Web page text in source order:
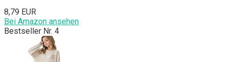
8,79 EUR
Bei Amazon ansehen
Bestseller Nr. 4